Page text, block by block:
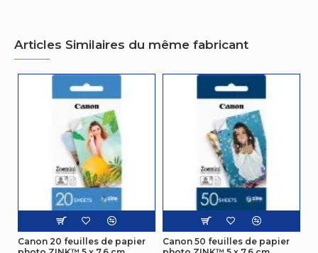
Articles Similaires du même fabricant
Canon 20 feuilles de papier
Canon 50 feuilles de papier